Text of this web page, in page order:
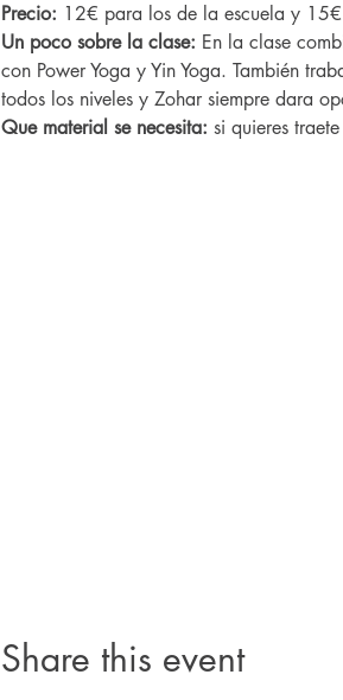
Precio: 12€ para los de la escuela y
Un poco sobre la clase: En la clase
con Power Yoga y Yin Yoga. También
todos los niveles y Zohar siempre dara
Que material se necesita: si quieres
Share this event